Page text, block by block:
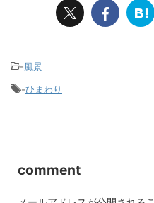
-風景
-ひまわり
comment